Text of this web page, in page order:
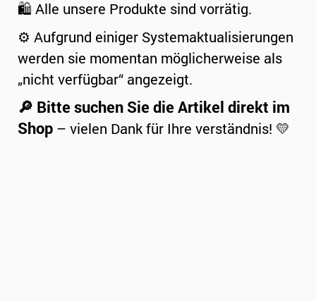
🛍️ Alle unsere Produkte sind vorrätig.
⚙️ Aufgrund einiger Systemaktualisierungen
werden sie momentan möglicherweise als
„nicht verfügbar“ angezeigt.
🔎 Bitte suchen Sie die Artikel direkt im
Shop – vielen Dank für Ihre verständnis! 💛